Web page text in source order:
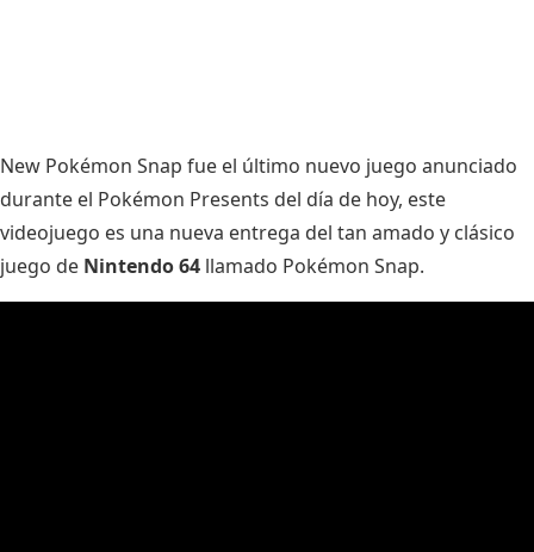
New Pokémon Snap fue el último nuevo juego anunciado
durante el Pokémon Presents del día de hoy, este
videojuego es una nueva entrega del tan amado y clásico
juego de Nintendo 64 llamado Pokémon Snap.